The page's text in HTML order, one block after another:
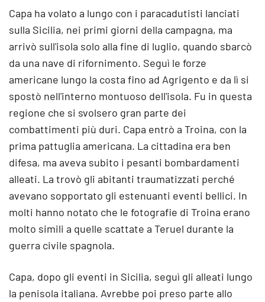
Capa ha volato a lungo con i paracadutisti lanciati
sulla Sicilia, nei primi giorni della campagna, ma
arrivò sull'isola solo alla fine di luglio, quando sbarcò
da una nave di rifornimento. Seguì le forze
americane lungo la costa fino ad Agrigento e da lì si
spostò nell'interno montuoso dell'isola. Fu in questa
regione che si svolsero gran parte dei
combattimenti più duri. Capa entrò a Troina, con la
prima pattuglia americana. La cittadina era ben
difesa, ma aveva subito i pesanti bombardamenti
alleati. La trovò gli abitanti traumatizzati perché
avevano sopportato gli estenuanti eventi bellici. In
molti hanno notato che le fotografie di Troina erano
molto simili a quelle scattate a Teruel durante la
guerra civile spagnola.
Capa, dopo gli eventi in Sicilia, seguì gli alleati lungo
la penisola italiana. Avrebbe poi preso parte allo